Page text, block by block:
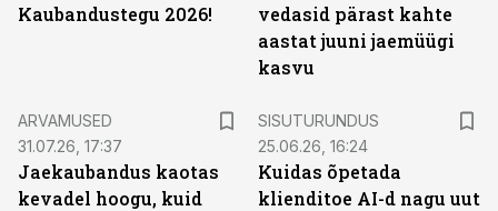
Kaubandustegu 2026!
vedasid pärast kahte
aastat juuni jaemüügi
kasvu
ARVAMUSED
31.07.26, 17:37
Jaekaubandus kaotas
kevadel hoogu, kuid
SISUTURUNDUS
25.06.26, 16:24
Kuidas õpetada
klienditoe AI-d nagu uut